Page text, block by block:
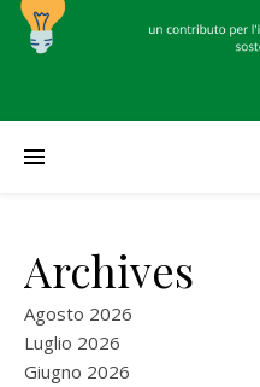
Archives
Agosto 2026
Luglio 2026
Giugno 2026